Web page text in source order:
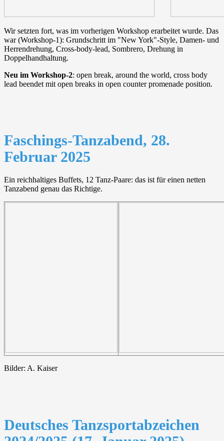
Wir setzten fort, was im vorherigen Workshop erarbeitet wurde. Das
war (Workshop-1): Grundschritt im "New York"-Style, Damen- und
Herrendrehung, Cross-body-lead, Sombrero, Drehung in
Doppelhandhaltung.
Neu im Workshop-2: open break, around the world, cross body
lead beendet mit open breaks in open counter promenade position.
Faschings-Tanzabend, 28.
Februar 2025
Ein reichhaltiges Buffets, 12 Tanz-Paare: das ist für einen netten
Tanzabend genau das Richtige.
Bilder: A. Kaiser
Deutsches Tanzsportabzeichen